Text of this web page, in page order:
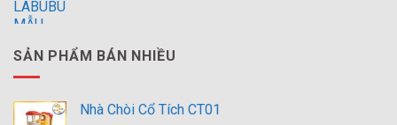
SẢN PHẨM BÁN NHIỀU
Nhà Chòi Cổ Tích CT01